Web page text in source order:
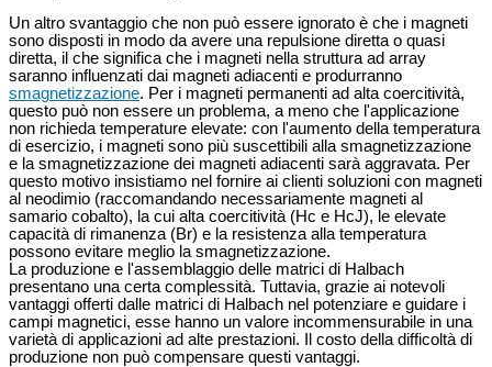
Un altro svantaggio che non può essere ignorato è che i magneti
sono disposti in modo da avere una repulsione diretta o quasi
diretta, il che significa che i magneti nella struttura ad array
saranno influenzati dai magneti adiacenti e produrranno
smagnetizzazione. Per i magneti permanenti ad alta coercitività,
questo può non essere un problema, a meno che l'applicazione
non richieda temperature elevate: con l'aumento della temperatura
di esercizio, i magneti sono più suscettibili alla smagnetizzazione
e la smagnetizzazione dei magneti adiacenti sarà aggravata. Per
questo motivo insistiamo nel fornire ai clienti soluzioni con magneti
al neodimio (raccomandando necessariamente magneti al
samario cobalto), la cui alta coercitività (Hc e HcJ), le elevate
capacità di rimanenza (Br) e la resistenza alla temperatura
possono evitare meglio la smagnetizzazione.
La produzione e l'assemblaggio delle matrici di Halbach
presentano una certa complessità. Tuttavia, grazie ai notevoli
vantaggi offerti dalle matrici di Halbach nel potenziare e guidare i
campi magnetici, esse hanno un valore incommensurabile in una
varietà di applicazioni ad alte prestazioni. Il costo della difficoltà di
produzione non può compensare questi vantaggi.